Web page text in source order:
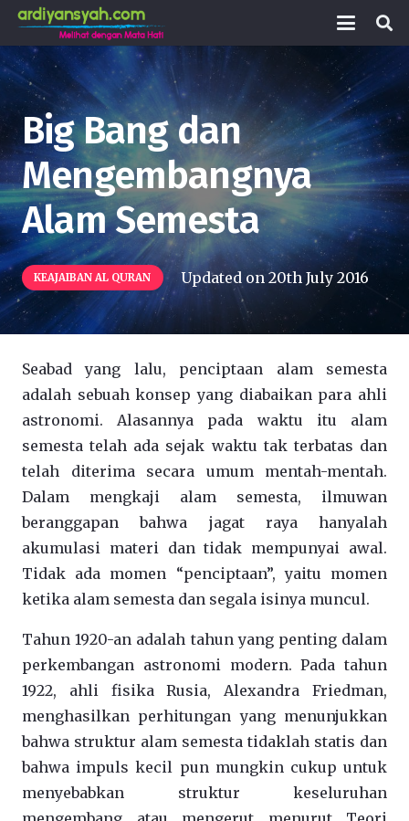
Big Bang dan
Mengembangnya
Alam Semesta
KEAJAIBAN AL QURAN Updated on20th July 2016
Seabad yang lalu, penciptaan alam semesta
adalah sebuah konsep yang diabaikan para ahli
astronomi. Alasannya pada waktu itu alam
semesta telah ada sejak waktu tak terbatas dan
telah diterima secara umum mentah-mentah.
Dalam mengkaji alam semesta, ilmuwan
beranggapan bahwa jagat raya hanyalah
akumulasi materi dan tidak mempunyai awal.
Tidak ada momen “penciptaan”, yaitu momen
ketika alam semesta dan segala isinya muncul.
Tahun 1920-an adalah tahun yang penting dalam
perkembangan astronomi modern. Pada tahun
1922, ahli fisika Rusia, Alexandra Friedman,
menghasilkan perhitungan yang menunjukkan
bahwa struktur alam semesta tidaklah statis dan
bahwa impuls kecil pun mungkin cukup untuk
menyebabkan struktur keseluruhan